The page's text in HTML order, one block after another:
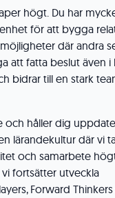
högt. Du har
för att bygga
där andra
att fatta beslut även
bidrar till en stark
och håller dig
lärandekultur där vi
och samarbete
fortsätter utveckla
Forward